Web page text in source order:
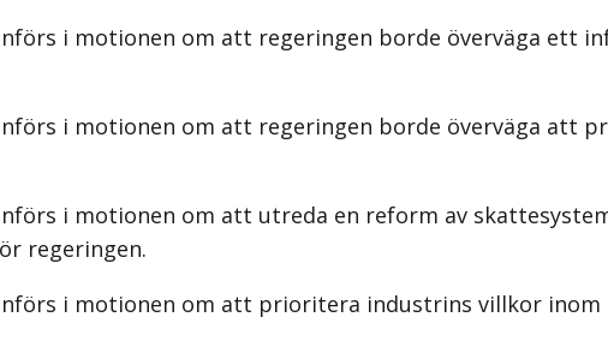
i motionen om att regeringen borde överväga ett
i motionen om att regeringen borde överväga att
i motionen om att utreda en reform av
regeringen.
i motionen om att prioritera industrins villkor